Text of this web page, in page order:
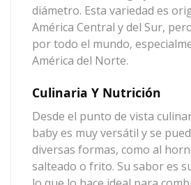
diámetro. Esta variedad es
América Central y del Sur,
por todo el mundo,
América del Norte.
Culinaria Y Nutrición
Desde el punto de vista
babyes muy versátil y se
diversas formas, como al
salteado o frito. Su sabor es